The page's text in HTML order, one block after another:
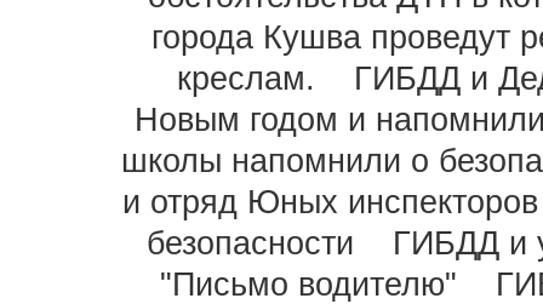
города Кушва проведут
креслам.
ГИБДД и
Новым годом и
школы напомнили о
и отряд Юных
безопасности
ГИБДД и
"Письмо водителю"